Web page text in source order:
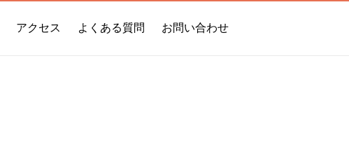
アクセス よくある質問 お問い合わせ